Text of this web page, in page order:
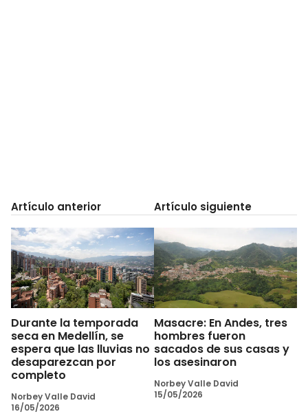
Artículo anterior
Durante la temporada
seca en Medellín, se
espera que las lluvias no
desaparezcan por
completo
Norbey Valle David
16/05/2026
Artículo siguiente
Masacre: En Andes, tres
hombres fueron
sacados de sus casas y
los asesinaron
Norbey Valle David
15/05/2026